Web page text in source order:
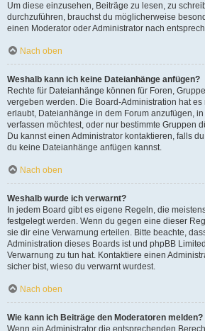
Um diese einzusehen, Beiträge zu lesen, zu
durchzuführen, brauchst du möglicherweise
einen Moderator oder Administrator nach
Nach oben
Weshalb kann ich keine Dateianhänge anfügen?
Rechte für Dateianhänge können für Foren,
vergeben werden. Die Board-Administration hat
erlaubt, Dateianhänge in dem Forum anzufügen,
verfassen möchtest, oder nur bestimmte Gruppen
Du kannst einen Administrator kontaktieren, falls
du keine Dateianhänge anfügen kannst.
Nach oben
Weshalb wurde ich verwarnt?
In jedem Board gibt es eigene Regeln, die
festgelegt werden. Wenn du gegen eine dieser
sie dir eine Verwarnung erteilen. Bitte beachte,
Administration dieses Boards ist und phpBB
Verwarnung zu tun hat. Kontaktiere einen
sicher bist, wieso du verwarnt wurdest.
Nach oben
Wie kann ich Beiträge den Moderatoren melden?
Wenn ein Administrator die entsprechenden